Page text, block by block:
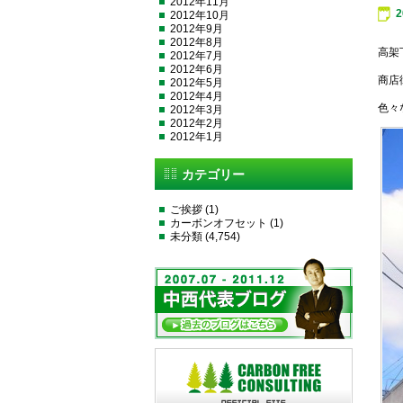
高架
商店
色々
2012年10月
2012年9月
2012年8月
2012年7月
2012年6月
2012年5月
2012年4月
2012年3月
2012年2月
2012年1月
カテゴリー
ご挨拶 (1)
カーボンオフセット (1)
未分類 (4,754)